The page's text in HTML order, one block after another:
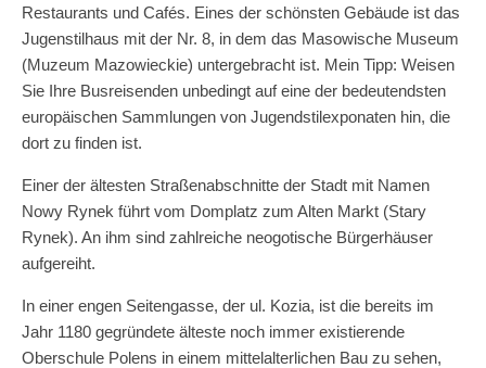
Restaurants und Cafés. Eines der schönsten Gebäude ist das
Jugenstilhaus mit der Nr. 8, in dem das Masowische Museum
(Muzeum Mazowieckie) untergebracht ist. Mein Tipp: Weisen
Sie Ihre Busreisenden unbedingt auf eine der bedeutendsten
europäischen Sammlungen von Jugendstilexponaten hin, die
dort zu finden ist.
Einer der ältesten Straßenabschnitte der Stadt mit Namen
Nowy Rynek führt vom Domplatz zum Alten Markt (Stary
Rynek). An ihm sind zahlreiche neogotische Bürgerhäuser
aufgereiht.
In einer engen Seitengasse, der ul. Kozia, ist die bereits im
Jahr 1180 gegründete älteste noch immer existierende
Oberschule Polens in einem mittelalterlichen Bau zu sehen,